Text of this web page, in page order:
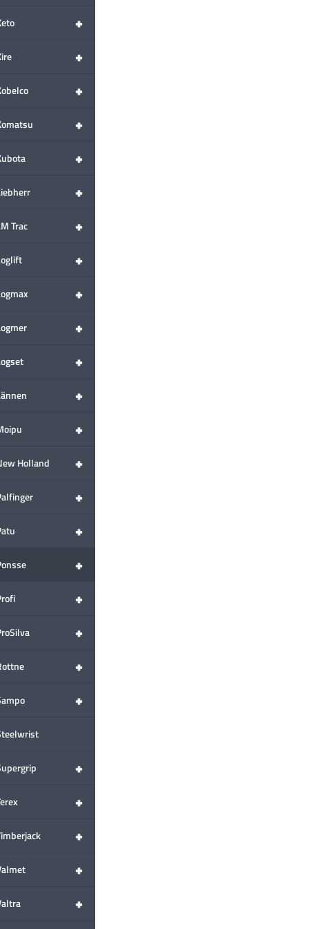
+
+
+
+
+
+
+
Trac
+
+
+
+
+
+
+
Holland
+
+
+
+
+
+
+
+
+
+
+
+